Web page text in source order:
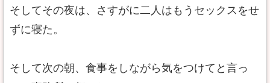
そしてその夜は、さすがに二人はもうセックスをせ
ずに寝た。
そして次の朝、食事をしながら気をつけてと言っ